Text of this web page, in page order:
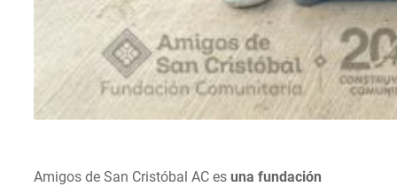
Amigos de San Cristóbal AC es una fundación